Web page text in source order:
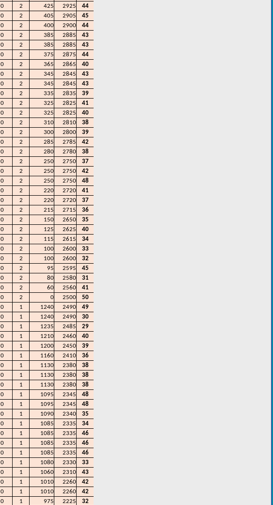
0 2 425 2925
44
0 2 405 2905
45
0 2 400 2900
44
0 2 385 2885
43
0 2 385 2885
43
0 2 375 2875
44
0 2 365 2865
40
0 2 345 2845
43
0 2 345 2845
43
0 2 335 2835
39
0 2 325 2825
41
0 2 325 2825
40
0 2 310 2810
38
0 2 300 2800
39
0 2 285 2785
42
0 2 280 2780
38
0 2 250 2750
37
0 2 250 2750
42
0 2 250 2750
48
0 2 220 2720
41
0 2 220 2720
37
0 2 215 2715
36
0 2 150 2650
35
0 2 125 2625
40
0 2 115 2615
34
0 2 100 2600
33
0 2 100 2600
32
0 2 95 2595
45
0 2 80 2580
31
0 2 60 2560
41
0 2 0 2500
50
0 1 1240 2490
49
0 1 1240 2490
30
0 1 1235 2485
29
0 1 1210 2460
40
0 1 1200 2450
39
0 1 1160 2410
36
0 1 1130 2380
38
0 1 1130 2380
38
0 1 1130 2380
38
0 1 1095 2345
48
0 1 1095 2345
48
0 1 1090 2340
35
0 1 1085 2335
34
0 1 1085 2335
46
0 1 1085 2335
46
0 1 1085 2335
46
0 1 1080 2330
33
0 1 1060 2310
43
0 1 1010 2260
42
0 1 1010 2260
42
0 1 975 2225
32